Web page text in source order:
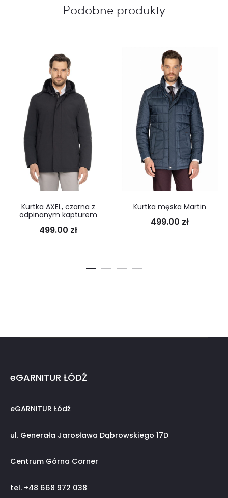
Podobne produkty
Kurtka AXEL, czarna z
odpinanym kapturem
499.00 zł
Kurtka męska Martin
499.00 zł
eGARNITUR ŁÓDŹ
eGARNITUR Łódź
ul. Generała Jarosława Dąbrowskiego 17D
Centrum Górna Corner
tel. +48 668 972 038